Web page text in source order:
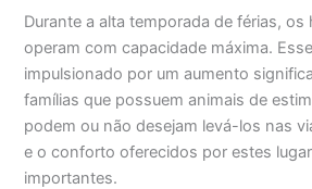
Durante a alta temporada de férias,
operam com capacidade máxima.
impulsionado por um aumento
famílias que possuem animais de
podem ou não desejam levá-los nas
e o conforto oferecidos por estes
importantes.